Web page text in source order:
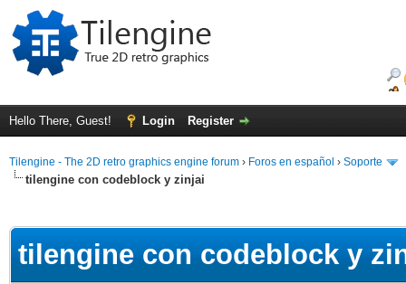
Hello There, Guest! Login Register
Tilengine - The 2D retro graphics engine forum › Foros en español › Soporte
tilengine con codeblock y zinjai
tilengine con codeblock y